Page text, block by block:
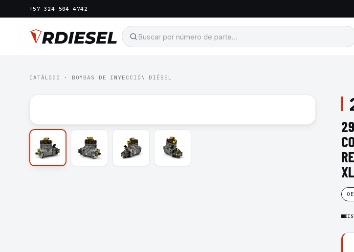
+57 324 504 4742
CATÁLOGO · BOMBAS DE INYECCIÓN DIÉSEL